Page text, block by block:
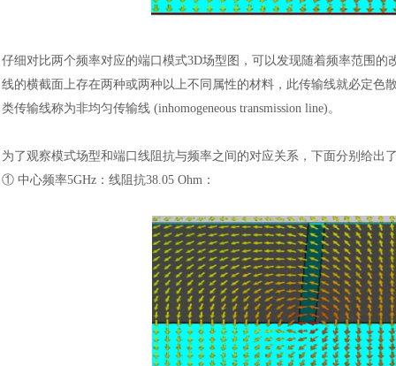
仔细对比两个频率对应的端口模式3D场型图，可以发现随着频率范围的
线的横截面上存在两种或两种以上不同属性的材料，此传输线就必定
类传输线称为非均匀传输线 (inhomogeneous transmission line)。
为了观察模式场型和端口线阻抗与频率之间的对应关系，下面分别给出
① 中心频率5GHz：线阻抗38.05 Ohm：